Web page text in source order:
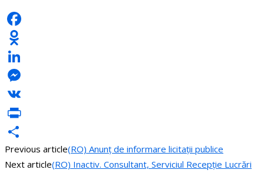
Facebook
Odnoklassniki
LinkedIn
Messenger
VK
PrintFriendly
Share
Previous article(RO) Anunț de informare licitații publice
Next article(RO) Inactiv. Consultant, Serviciul Recepție Lucrări